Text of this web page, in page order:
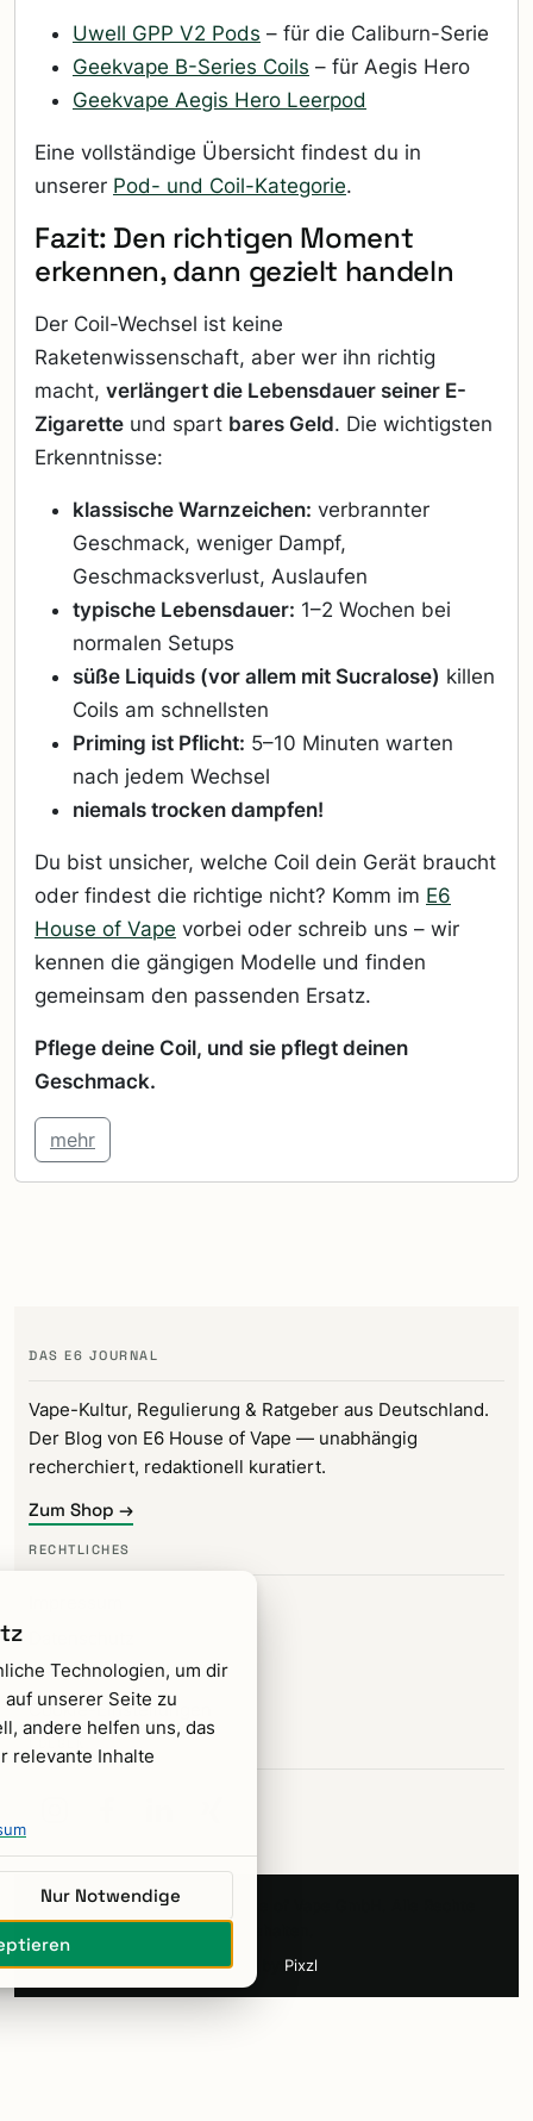
Uwell GPP V2 Pods – für die Caliburn-Serie
Geekvape B-Series Coils – für Aegis Hero
Geekvape Aegis Hero Leerpod
Eine vollständige Übersicht findest du in
unserer Pod- und Coil-Kategorie.
Fazit: Den richtigen Moment
erkennen, dann gezielt handeln
Der Coil-Wechsel ist keine
Raketenwissenschaft, aber wer ihn richtig
macht, verlängert die Lebensdauer seiner E-
Zigarette und spart bares Geld. Die wichtigsten
Erkenntnisse:
klassische Warnzeichen: verbrannter
Geschmack, weniger Dampf,
Geschmacksverlust, Auslaufen
typische Lebensdauer: 1–2 Wochen bei
normalen Setups
süße Liquids (vor allem mit Sucralose) killen
Coils am schnellsten
Priming ist Pflicht: 5–10 Minuten warten
nach jedem Wechsel
niemals trocken dampfen!
Du bist unsicher, welche Coil dein Gerät braucht
oder findest die richtige nicht? Komm im E6
House of Vape vorbei oder schreib uns – wir
kennen die gängigen Modelle und finden
gemeinsam den passenden Ersatz.
Pflege deine Coil, und sie pflegt deinen
Geschmack.
mehr
DAS E6 JOURNAL
Vape-Kultur, Regulierung & Ratgeber aus Deutschland.
Der Blog von E6 House of Vape — unabhängig
recherchiert, redaktionell kuratiert.
Zum Shop →
RECHTLICHES
Kontakt
Cookie-Einstellungen
Copyright © 2026 E6 House of Vape GmbH. Alle Rechte
vorbehalten.
Made by Pixzl
Technologien, um dir
unserer Seite zu
andere helfen uns, das
relevante Inhalte
Nur Notwendige